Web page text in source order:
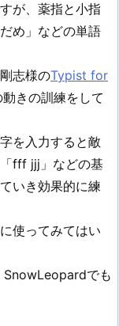
が、薬指と小指
め」などの単語
志様のTypist for
きの訓練をして
を入力すると敵
fff jjj」などの基
いき効果的に練
使ってみてはい
でも